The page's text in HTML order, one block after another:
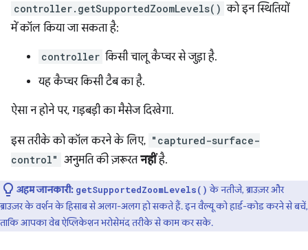
controller.getSupportedZoomLevels() को इन स्थितियों
में कॉल किया जा सकता है:
controller किसी चालू कैप्चर से जुड़ा है.
यह कैप्चर किसी टैब का है.
ऐसा न होने पर, गड़बड़ी का मैसेज दिखेगा.
इस तरीके को कॉल करने के लिए, "captured-surface-
control" अनुमति की ज़रूरतनहींहै.
अहम जानकारी: getSupportedZoomLevels() के नतीजे, ब्राउज़र और
ब्राउज़र के वर्शन के हिसाब से अलग-अलग हो सकते हैं. इन वैल्यू को हार्ड-कोड करने से बचें,
ताकि आपका वेब ऐप्लिकेशन भरोसेमंद तरीके से काम कर सके.